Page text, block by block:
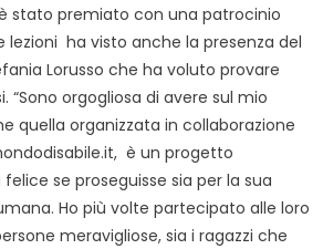
stato premiato con una patrocinio
lezioni ha visto anche la presenza del
Lorusso che ha voluto provare
“Sono orgogliosa di avere sul mio
quella organizzata in collaborazione
è un progetto
se proseguisse sia per la sua
Ho più volte partecipato alle loro
meravigliose, sia i ragazzi che